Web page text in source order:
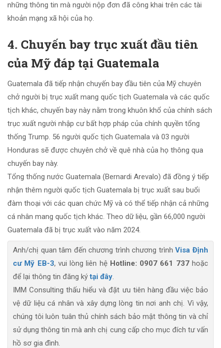
những thông tin mà người nộp đơn đã công khai trên các tài
khoản mạng xã hội của họ.
4. Chuyến bay trục xuất đầu tiên
của Mỹ đáp tại Guatemala
Guatemala đã tiếp nhận chuyến bay đầu tiên của Mỹ chuyên
chở người bị trục xuất mang quốc tịch Guatemala và các quốc
tịch khác, chuyến bay này nằm trong khuôn khổ của chính sách
trục xuất người nhập cư bất hợp pháp của chính quyền tổng
thống Trump. 56 người quốc tịch Guatemala và 03 người
Honduras sẽ được chuyên chở về quê nhà của họ thông qua
chuyến bay này.
Tổng thống nước Guatemala (Bernardi Arevalo) đã đồng ý tiếp
nhận thêm người quốc tịch Guatemala bị trục xuất sau buổi
đàm thoại với các quan chức Mỹ và có thể tiếp nhận cả những
cá nhân mang quốc tịch khác. Theo dữ liệu, gần 66,000 người
Guatemala đã bị trục xuất vào năm 2024.
Anh/chị quan tâm đến chương trình chương trìnhVisa Định
cư Mỹ EB-3, vui lòng liên hệ Hotline: 0907 661 737hoặc
để lại thông tin đăng kýtại đây.
IMM Consulting thấu hiểu và đặt ưu tiên hàng đầu việc bảo
vệ dữ liệu cá nhân và xây dựng lòng tin nơi anh chị. Vì vậy,
chúng tôi luôn tuân thủ chính sách bảo mật thông tin và chỉ
sử dụng thông tin mà anh chị cung cấp cho mục đích tư vấn
hồ sơ gia đình.